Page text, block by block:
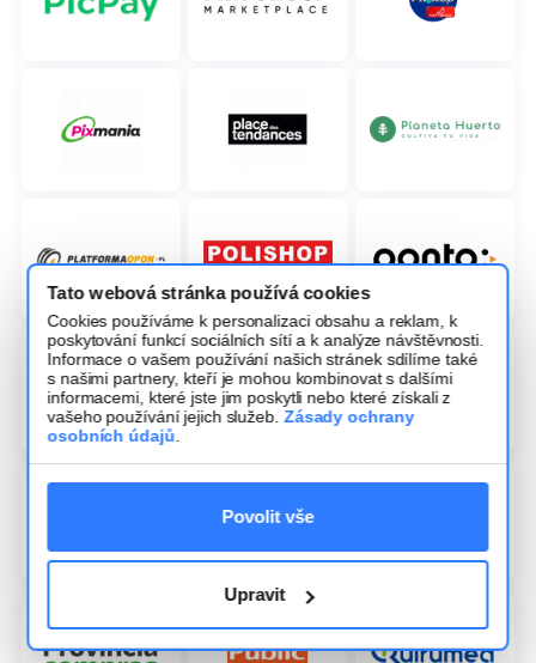
Tato webová stránka používá cookies
Cookies používáme k personalizaci obsahu a reklam, k
poskytování funkcí sociálních sítí a k analýze návštěvnosti.
Informace o vašem používání našich stránek sdílíme také
s našimi partnery, kteří je mohou kombinovat s dalšími
informacemi, které jste jim poskytli nebo které získali z
vašeho používání jejich služeb.Zásady ochrany
osobních údajů
Povolit vše
Upravit